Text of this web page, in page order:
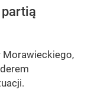
Morawieckiego,